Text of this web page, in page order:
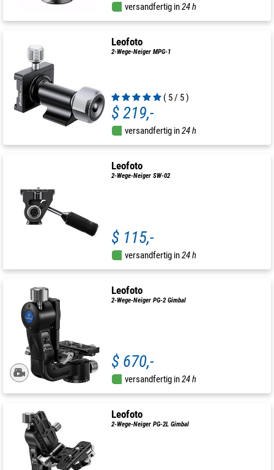
versandfertig in24 h
Leofoto
2-Wege-Neiger MPG-1
( 5 / 5 )
$ 219,-
versandfertig in24 h
Leofoto
2-Wege-Neiger SW-02
$ 115,-
versandfertig in24 h
Leofoto
2-Wege-Neiger PG-2 Gimbal
$ 670,-
versandfertig in24 h
Leofoto
2-Wege-Neiger PG-2L Gimbal